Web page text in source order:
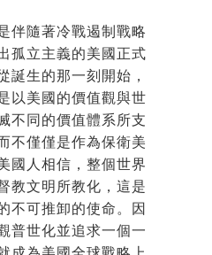
伴隨著冷戰遏制戰略
孤立主義的美國正式
誕生的那一刻開始，
以美國的價值觀與世
不同的價值體系所支
不僅僅是作為保衛美
國人相信，整個世界
教文明所教化，這是
不可推卸的使命。因
普世化並追求一個一